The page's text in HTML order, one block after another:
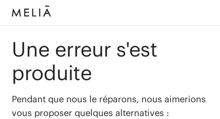
Une erreur s'est
produite
Pendant que nous le réparons, nous aimerions
vous proposer quelques alternatives :